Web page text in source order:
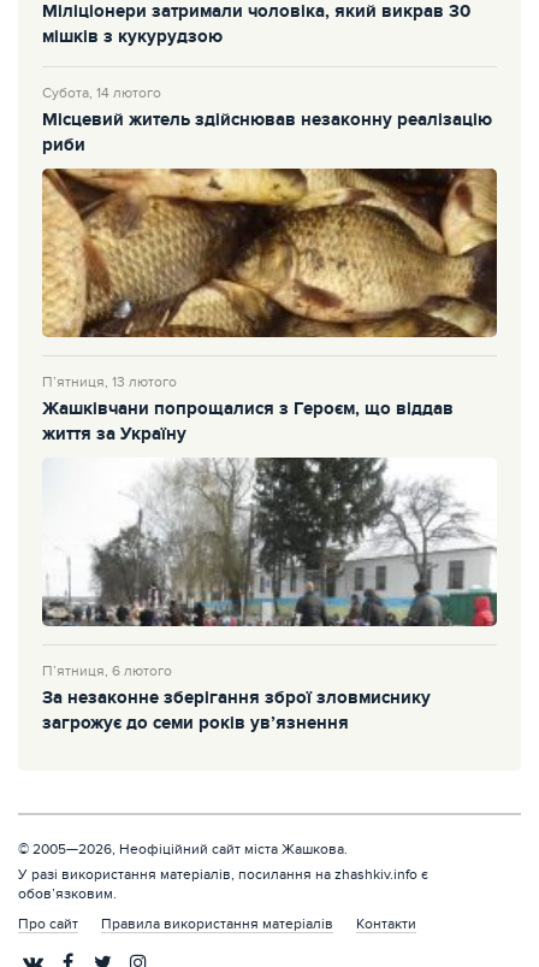
Міліціонери затримали чоловіка, який викрав 30
мішків з кукурудзою
Субота, 14 лютого
Місцевий житель здійснював незаконну реалізацію
риби
П’ятниця, 13 лютого
Жашківчани попрощалися з Героєм, що віддав
життя за Україну
П’ятниця, 6 лютого
За незаконне зберігання зброї зловмиснику
загрожує до семи років ув’язнення
© 2005—2026, Неофіційний сайт міста Жашкова.
У разі використання матеріалів, посилання на zhashkiv.info є
обов’язковим.
Про сайт
Правила використання матеріалів Контакти